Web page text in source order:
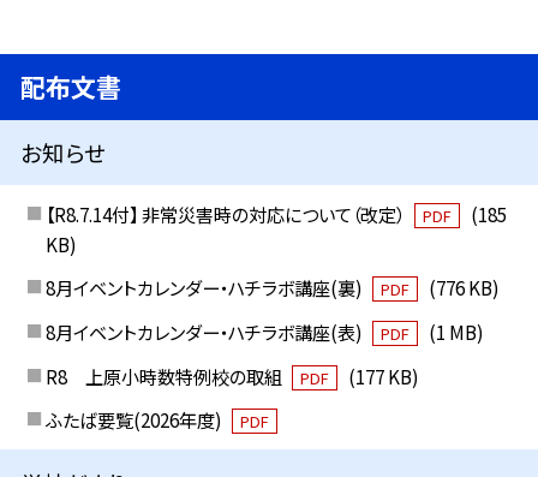
配布文書
お知らせ
【R8.7.14付】 非常災害時の対応について（改定） PDF
(185
KB)
8月イベントカレンダー・ハチラボ講座(裏)
PDF
(776 KB)
8月イベントカレンダー・ハチラボ講座(表)
PDF
(1 MB)
R8 上原小時数特例校の取組
PDF
(177 KB)
ふたば要覧(2026年度)
PDF